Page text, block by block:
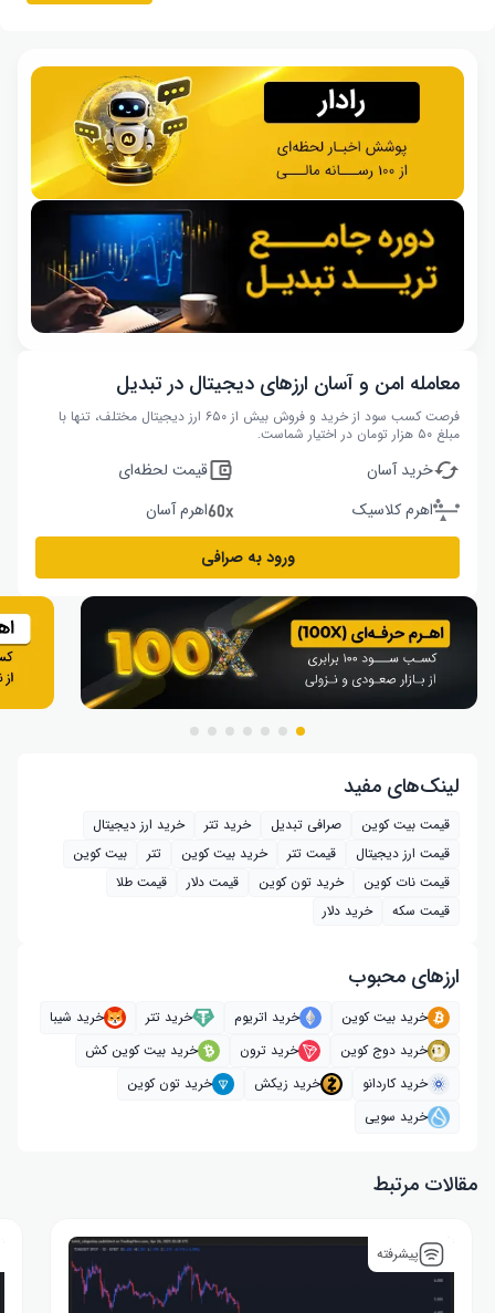
معامله امن و آسان ارزهای دیجیتال در تبدیل
فرصت کسب سود از خرید و فروش بیش از ۶۵۰ ارز دیجیتال مختلف، تنها با
مبلغ ۵۰ هزار تومان در اختیار شماست.
خرید آسان
قیمت لحظه‌ای
اهرم کلاسیک
اهرم آسان
ورود به صرافی
لینک‌های مفید
قیمت بیت کوین صرافی تبدیل خرید تتر
خرید ارز دیجیتال
قیمت ارز دیجیتال
قیمت تتر خرید بیت‌ کوین تتر
بیت کوین
قیمت نات کوین
خرید تون کوین قیمت دلار
قیمت طلا
قیمت سکه
خرید دلار
ارز‌های محبوب
خرید بیت کوین خرید اتریوم خرید تتر
خرید شیبا
خرید دوج کوین
خرید ترون
خرید بیت کوین کش
خرید کاردانو
خرید زیکش
خرید تون کوین
خرید سویی
مقالات مرتبط
پیشرفته